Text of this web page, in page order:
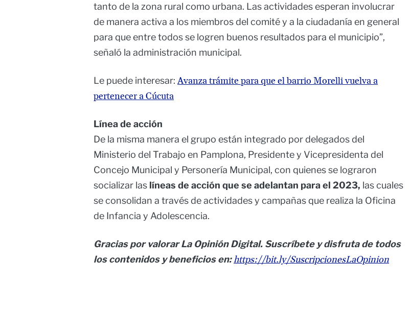
tanto de la zona rural como urbana. Las actividades esperan involucrar
de manera activa a los miembros del comité y a la ciudadanía en general
para que entre todos se logren buenos resultados para el municipio”,
señaló la administración municipal.
Le puede interesar: Avanza trámite para que el barrio Morelli vuelva a
pertenecer a Cúcuta
Línea de acción
De la misma manera el grupo están integrado por delegados del
Ministerio del Trabajo en Pamplona, Presidente y Vicepresidenta del
Concejo Municipal y Personería Municipal, con quienes se lograron
socializar las líneas de acción que se adelantan para el 2023, las cuales
se consolidan a través de actividades y campañas que realiza la Oficina
de Infancia y Adolescencia.
Gracias por valorar La Opinión Digital. Suscríbete y disfruta de todos
los contenidos y beneficios en:https://bit.ly/SuscripcionesLaOpinion